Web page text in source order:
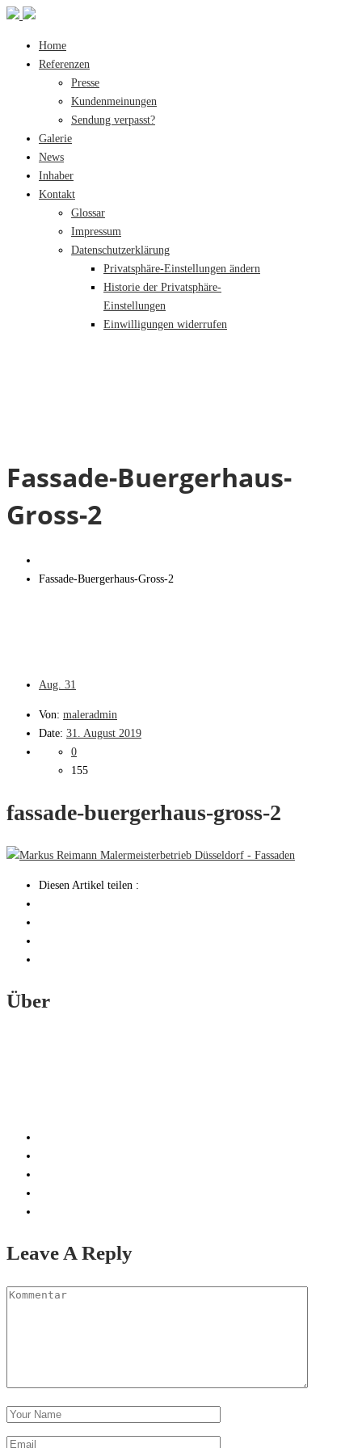
Home
Referenzen
Presse
Kundenmeinungen
Sendung verpasst?
Galerie
News
Inhaber
Kontakt
Glossar
Impressum
Datenschutzerklärung
Privatsphäre-Einstellungen ändern
Historie der Privatsphäre-
Einstellungen
Einwilligungen widerrufen
Fassade-Buergerhaus-
Gross-2
Fassade-Buergerhaus-Gross-2
Aug. 31
Von: maleradmin
Date: 31. August 2019
0
155
fassade-buergerhaus-gross-2
Diesen Artikel teilen :
Über
Leave A Reply